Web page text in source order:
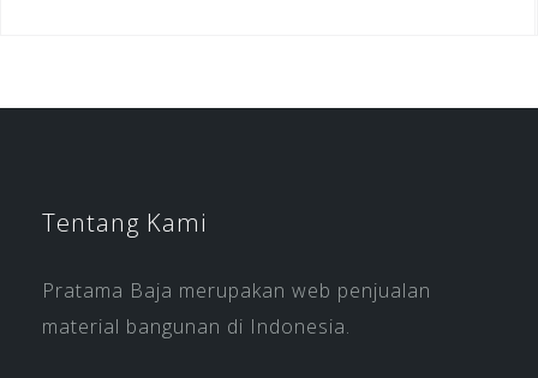
Tentang Kami
Pratama Baja merupakan web penjualan
material bangunan di Indonesia.